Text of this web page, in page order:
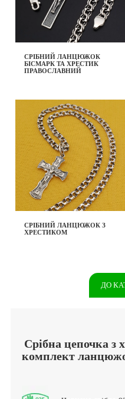
СРІБНИЙ ЛАНЦЮЖОК
БІСМАРК ТА ХРЕСТИК
ПРАВОСЛАВНИЙ
СРІБНИЙ ЛАНЦЮЖОК З
ХРЕСТИКОМ
ДО
Срібна цепочка з
комплект